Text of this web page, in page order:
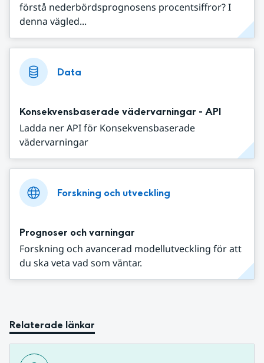
förstå nederbördsprognosens procentsiffror? I
denna vägled...
Data
Konsekvensbaserade vädervarningar - API
Ladda ner API för Konsekvensbaserade
vädervarningar
Forskning och utveckling
Prognoser och varningar
Forskning och avancerad modellutveckling för att
du ska veta vad som väntar.
Relaterade länkar